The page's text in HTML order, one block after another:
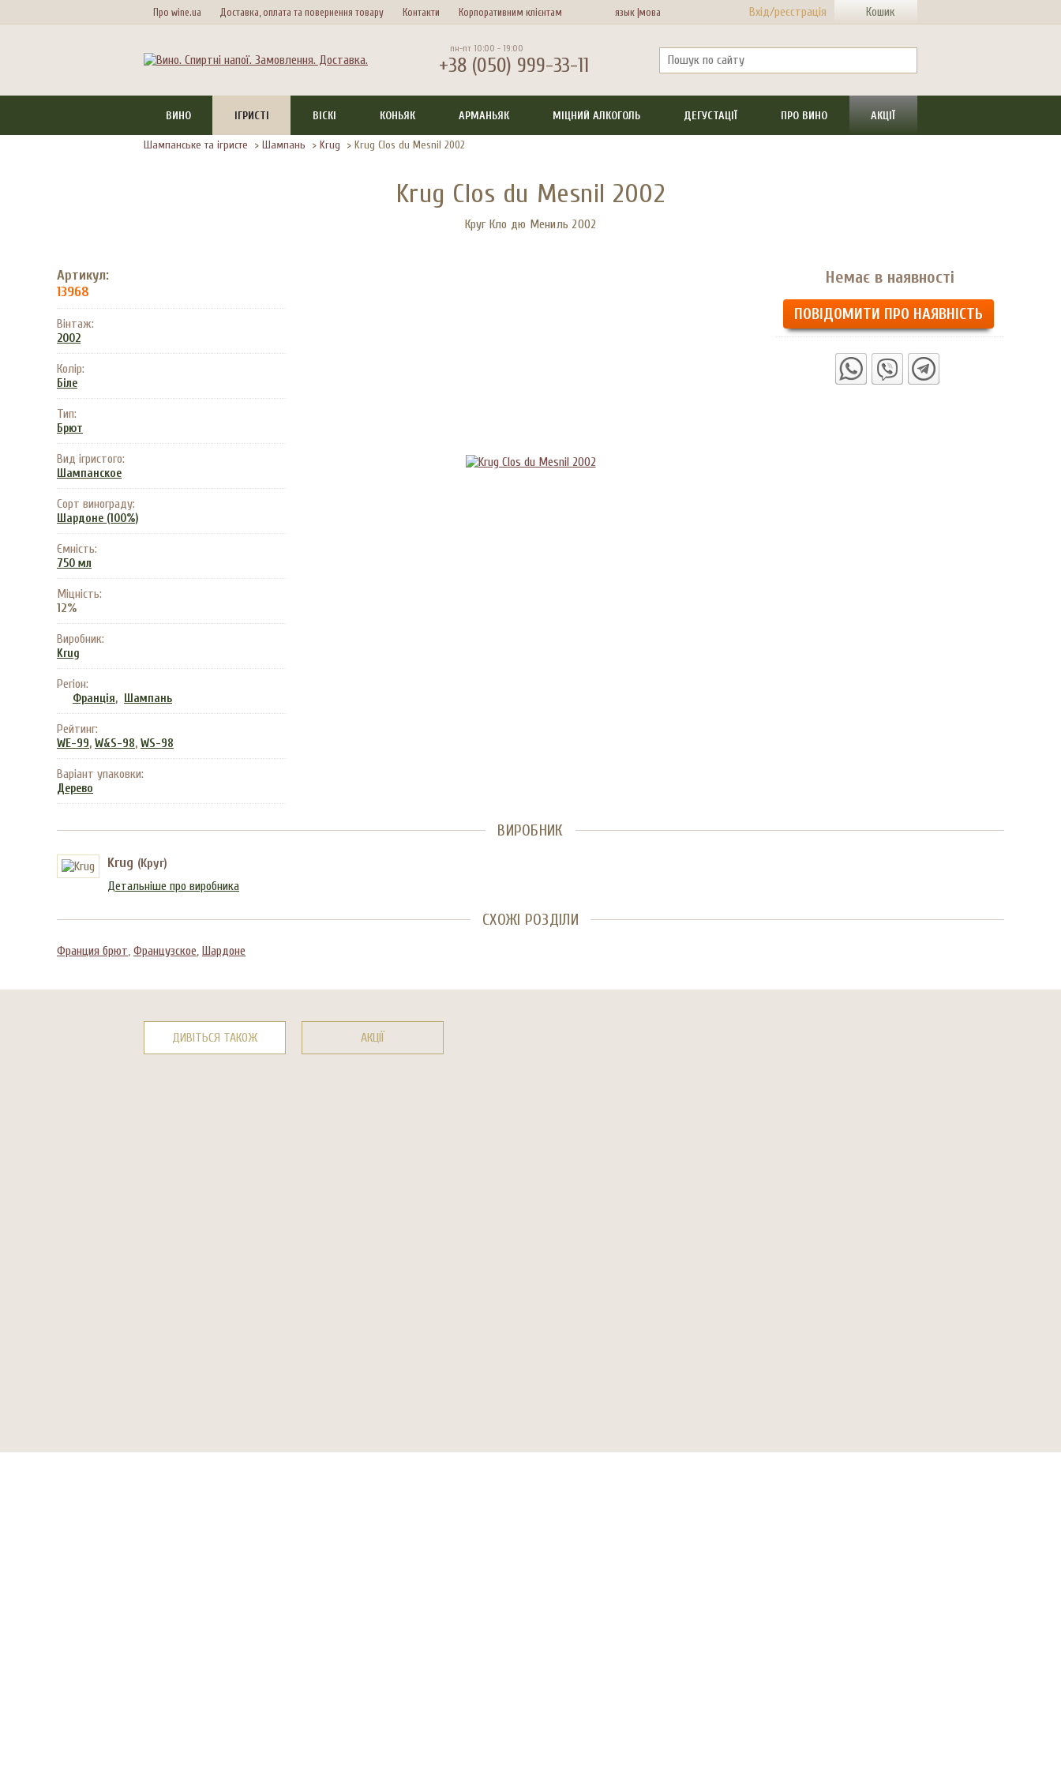
Про wine.ua Доставка, оплата та повернення товару Контакти Корпоративним клієнтам язык |мова Вхід/реєстрація Кошик
пн-пт 10:00 - 19:00
+38 (050) 999-33-11
ВИНО ІГРИСТІ ВІСКІ КОНЬЯК АРМАНЬЯК МІЦНИЙ АЛКОГОЛЬ ДЕГУСТАЦІЇ ПРО ВИНО АКЦІЇ
Шампанське та ігристе > Шампань > Krug > Krug Clos du Mesnil 2002
Krug Clos du Mesnil 2002
Круг Кло дю Мениль 2002
Немає в наявності
ПОВІДОМИТИ ПРО НАЯВНІСТЬ
Артикул:
13968
Вінтаж:
2002
Колір:
Біле
Тип:
Брют
Вид ігристого:
Шампанское
Сорт винограду:
Шардоне (100%)
Ємність:
750 мл
Міцність:
12%
Виробник:
Krug
Регіон:
Франція, Шампань
Рейтинг:
WE-99, W&S-98, WS-98
Варіант упаковки:
Дерево
ВИРОБНИК
Krug (Круг)
Детальніше про виробника
СХОЖІ РОЗДІЛИ
Франция брют, Французское, Шардоне
ДИВІТЬСЯ ТАКОЖ АКЦІЇ